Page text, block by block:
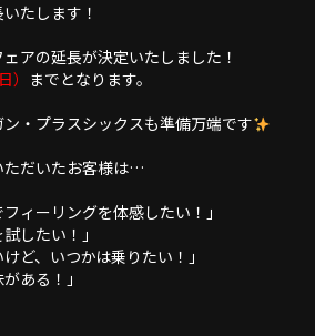
たします！
アの延長が決定いたしました！
までとなります。
・プラスシックスも準備万端です
ただいたお客様は…
ィーリングを体感したい！」
したい！」
ど、いつかは乗りたい！」
ある！」